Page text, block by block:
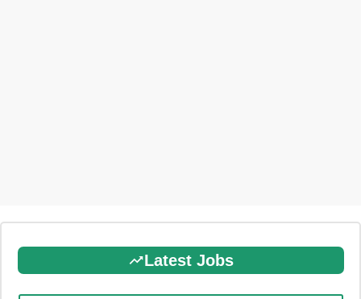
Latest Jobs